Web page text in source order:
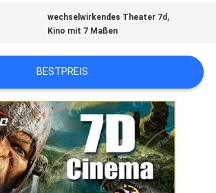
wechselwirkendes Theater 7d ,
Kino mit 7 Maßen
BESTPREIS